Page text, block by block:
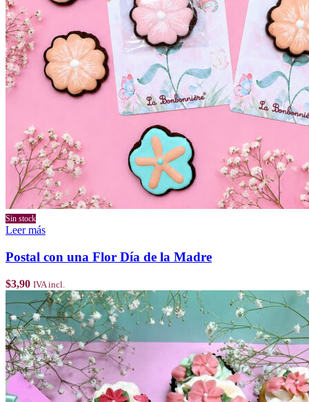
Sin stock
Leer más
Postal con una Flor Día de la Madre
$3,90 IVA incl.